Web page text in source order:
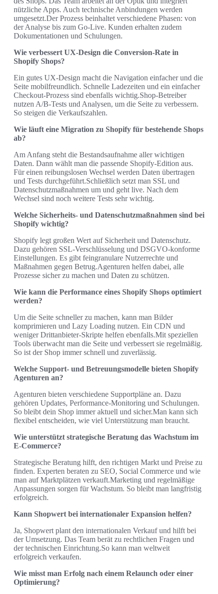
nützliche Apps. Auch technische Anbindungen werden
umgesetzt.Der Prozess beinhaltet verschiedene Phasen: von
der Analyse bis zum Go‑Live. Kunden erhalten zudem
Dokumentationen und Schulungen.
Wie verbessert UX‑Design die Conversion‑Rate in
Shopify Shops?
Ein gutes UX‑Design macht die Navigation einfacher und die
Seite mobilfreundlich. Schnelle Ladezeiten und ein einfacher
Checkout-Prozess sind ebenfalls wichtig.Shop-Betreiber
nutzen A/B-Tests und Analysen, um die Seite zu verbessern.
So steigen die Verkaufszahlen.
Wie läuft eine Migration zu Shopify für bestehende Shops
ab?
Am Anfang steht die Bestandsaufnahme aller wichtigen
Daten. Dann wählt man die passende Shopify-Edition aus.
Für einen reibungslosen Wechsel werden Daten übertragen
und Tests durchgeführt.Schließlich setzt man SSL und
Datenschutzmaßnahmen um und geht live. Nach dem
Wechsel sind noch weitere Tests sehr wichtig.
Welche Sicherheits‑ und Datenschutzmaßnahmen sind bei
Shopify wichtig?
Shopify legt großen Wert auf Sicherheit und Datenschutz.
Dazu gehören SSL-Verschlüsselung und DSGVO-konforme
Einstellungen. Es gibt feingranulare Nutzerrechte und
Maßnahmen gegen Betrug.Agenturen helfen dabei, alle
Prozesse sicher zu machen und Daten zu schützen.
Wie kann die Performance eines Shopify Shops optimiert
werden?
Um die Seite schneller zu machen, kann man Bilder
komprimieren und Lazy Loading nutzen. Ein CDN und
weniger Drittanbieter-Skripte helfen ebenfalls.Mit speziellen
Tools überwacht man die Seite und verbessert sie regelmäßig.
So ist der Shop immer schnell und zuverlässig.
Welche Support‑ und Betreuungsmodelle bieten Shopify
Agenturen an?
Agenturen bieten verschiedene Supportpläne an. Dazu
gehören Updates, Performance-Monitoring und Schulungen.
So bleibt dein Shop immer aktuell und sicher.Man kann sich
flexibel entscheiden, wie viel Unterstützung man braucht.
Wie unterstützt strategische Beratung das Wachstum im
E‑Commerce?
Strategische Beratung hilft, den richtigen Markt und Preise zu
finden. Experten beraten zu SEO, Social Commerce und wie
man auf Marktplätzen verkauft.Marketing und regelmäßige
Anpassungen sorgen für Wachstum. So bleibt man langfristig
erfolgreich.
Kann Shopwert bei internationaler Expansion helfen?
Ja, Shopwert plant den internationalen Verkauf und hilft bei
der Umsetzung. Das Team berät zu rechtlichen Fragen und
der technischen Einrichtung.So kann man weltweit
erfolgreich verkaufen.
Wie misst man Erfolg nach einem Relaunch oder einer
Optimierung?